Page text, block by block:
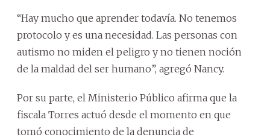
“Hay mucho que aprender todavía. No tenemos
protocolo y es una necesidad. Las personas con
autismo no miden el peligro y no tienen noción
de la maldad del ser humano”, agregó Nancy.
Por su parte, el Ministerio Público afirma que la
fiscala Torres actuó desde el momento en que
tomó conocimiento de la denuncia de